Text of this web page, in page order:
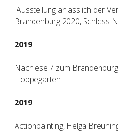
Ausstellung anlässlich der
Brandenburg 2020, Schloss
2019
Nachlese 7 zum
Hoppegarten
2019
Actionpainting, Helga